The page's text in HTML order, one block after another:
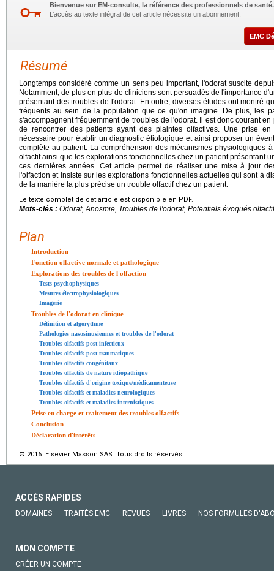
Bienvenue sur EM-consulte, la référence des professionnels de santé.
L’accès au texte intégral de cet article nécessite un abonnement.
EMC
Résumé
Longtemps considéré comme un sens peu important, l'odorat suscite
Notamment, de plus en plus de cliniciens sont persuadés de l'importance
présentant des troubles de l'odorat. En outre, diverses études ont montré
fréquents au sein de la population que ce qu'on imagine. De plus, les
s'accompagnent fréquemment de troubles de l'odorat. Il est donc courant
de rencontrer des patients ayant des plaintes olfactives. Une prise
nécessaire pour établir un diagnostic étiologique et ainsi proposer un
complète au patient. La compréhension des mécanismes physiologiques
olfactif ainsi que les explorations fonctionnelles chez un patient présentant
ces dernières années. Cet article permet de réaliser une mise à jour
l'olfaction et insiste sur les explorations fonctionnelles actuelles qui sont à
de la manière la plus précise un trouble olfactif chez un patient.
Le texte complet de cet article est disponible en PDF.
Mots-clés : Odorat, Anosmie, Troubles de l'odorat, Potentiels évoqués
Plan
Introduction
Fonction olfactive normale et pathologique
Explorations des troubles de l'olfaction
Tests psychophysiques
Mesures électrophysiologiques
Imagerie
Troubles de l'odorat en clinique
Définition et algorythme
Pathologies nasosinusiennes et troubles de l'odorat
Troubles olfactifs post-infectieux
Troubles olfactifs post-traumatiques
Troubles olfactifs congénitaux
Troubles olfactifs de nature idiopathique
Troubles olfactifs d'origine toxique/médicamenteuse
Troubles olfactifs et maladies neurologiques
Troubles olfactifs et maladies internistiques
Prise en charge et traitement des troubles olfactifs
Conclusion
Déclaration d'intérêts
© 2016 Elsevier Masson SAS. Tous droits réservés.
ACCÈS RAPIDES
DOMAINES TRAITÉS EMC REVUES LIVRES NOS FORMULES
MON COMPTE
CRÉER UN COMPTE